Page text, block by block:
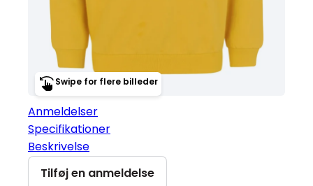
Swipe for flere billeder
Anmeldelser
Specifikationer
Beskrivelse
Tilføj en anmeldelse